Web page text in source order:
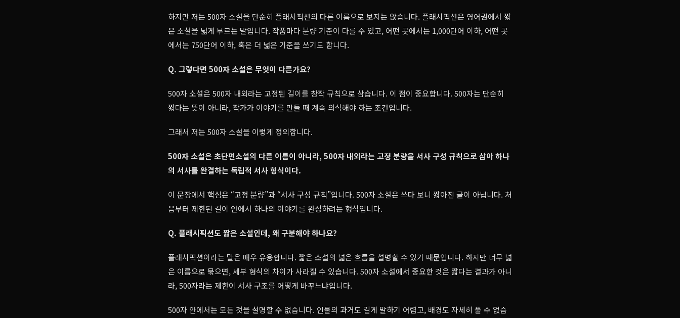
하지만 저는 500자 소설을 단순히 플래시픽션의 다른 이름으로 보지는 않습니다. 플래시픽션은 영어권에서 짧
은 소설을 넓게 부르는 말입니다. 작품마다 분량 기준이 다를 수 있고, 어떤 곳에서는 1,000단어 이하, 어떤 곳
에서는 750단어 이하, 혹은 더 넓은 기준을 쓰기도 합니다.
Q. 그렇다면 500자 소설은 무엇이 다른가요?
500자 소설은 500자 내외라는 고정된 길이를 창작 규칙으로 삼습니다. 이 점이 중요합니다. 500자는 단순히
짧다는 뜻이 아니라, 작가가 이야기를 만들 때 계속 의식해야 하는 조건입니다.
그래서 저는 500자 소설을 이렇게 정의합니다.
500자 소설은 초단편소설의 다른 이름이 아니라, 500자 내외라는 고정 분량을 서사 구성 규칙으로 삼아 하나
의 서사를 완결하는 독립적 서사 형식이다.
이 문장에서 핵심은 “고정 분량”과 “서사 구성 규칙”입니다. 500자 소설은 쓰다 보니 짧아진 글이 아닙니다. 처
음부터 제한된 길이 안에서 하나의 이야기를 완성하려는 형식입니다.
Q. 플래시픽션도 짧은 소설인데, 왜 구분해야 하나요?
플래시픽션이라는 말은 매우 유용합니다. 짧은 소설의 넓은 흐름을 설명할 수 있기 때문입니다. 하지만 너무 넓
은 이름으로 묶으면, 세부 형식의 차이가 사라질 수 있습니다. 500자 소설에서 중요한 것은 짧다는 결과가 아니
라, 500자라는 제한이 서사 구조를 어떻게 바꾸느냐입니다.
500자 안에서는 모든 것을 설명할 수 없습니다. 인물의 과거도 길게 말하기 어렵고, 배경도 자세히 풀 수 없습